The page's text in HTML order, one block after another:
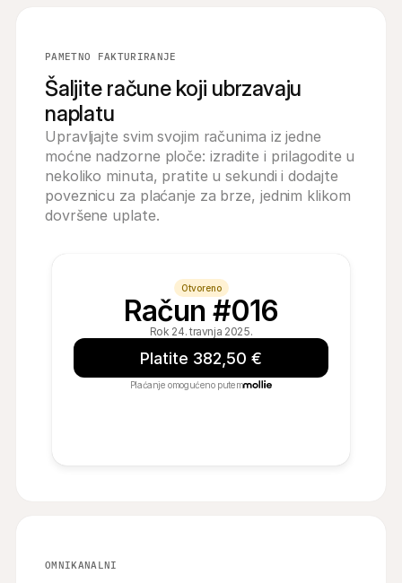
PAMETNO FAKTURIRANJE
Šaljite račune koji ubrzavaju
naplatu
Upravljajte svim svojim računima iz jedne
moćne nadzorne ploče: izradite i prilagodite u
nekoliko minuta, pratite u sekundi i dodajte
poveznicu za plaćanje za brze, jednim klikom
dovršene uplate.
Otvoreno
Račun #016
Rok 24. travnja 2025.
Platite 382,50 €
Plaćanje omogućeno putem
OMNIKANALNI